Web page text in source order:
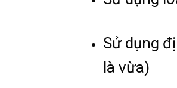
Sử dụng
là vừa)